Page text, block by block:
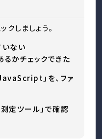
クしましょう。
いない
かチェックできた
」を、ファ
定ツール」で確認